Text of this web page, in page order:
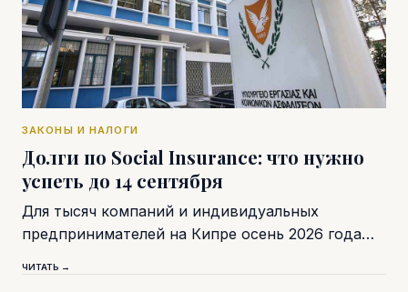
ЗАКОНЫ И НАЛОГИ
Долги по Social Insurance: что нужно
успеть до 14 сентября
Для тысяч компаний и индивидуальных
предпринимателей на Кипре осень 2026 года…
ЧИТАТЬ →